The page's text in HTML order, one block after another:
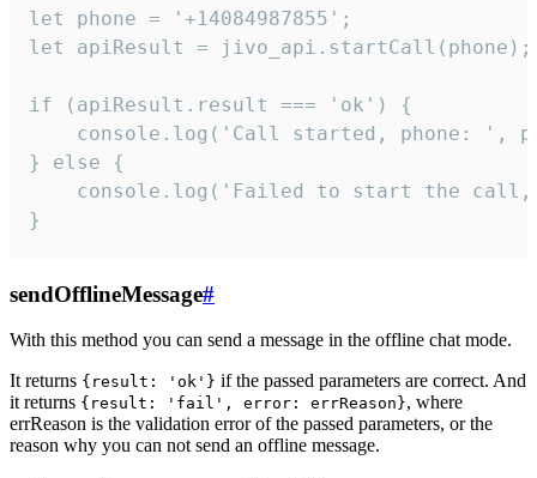
let phone = '+14084987855';
let apiResult = jivo_api.startCall(phone);
if (apiResult.result === 'ok') {
console.log('Call started, phone: ',
} else {
console.log('Failed to start the
}
sendOfflineMessage#
With this method you can send a message in the offline chat mode.
It returns {result: 'ok'} if the passed parameters are correct. And
it returns {result: 'fail', error: errReason}, where
errReason is the validation error of the passed parameters, or the
reason why you can not send an offline message.